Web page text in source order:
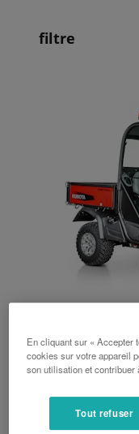
filtre
1123
En cliquant sur « Accepter
cookies sur votre appareil
son utilisation et contribuer
Tout refuser